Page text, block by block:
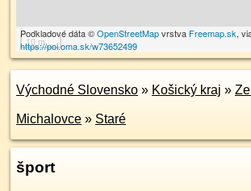
10 m
Podkladové dáta ©OpenStreetMapvrstva Freemap.sk,
https://poi.oma.sk/w73652499
Východné Slovensko » Košický kraj »
Michalovce » Staré
šport